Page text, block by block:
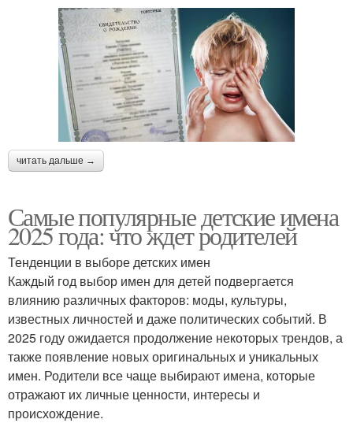
читать дальше →
Самые популярные детские имена
2025 года: что ждет родителей
Тенденции в выборе детских имен
Каждый год выбор имен для детей подвергается
влиянию различных факторов: моды, культуры,
известных личностей и даже политических событий. В
2025 году ожидается продолжение некоторых трендов, а
также появление новых оригинальных и уникальных
имен. Родители все чаще выбирают имена, которые
отражают их личные ценности, интересы и
происхождение.